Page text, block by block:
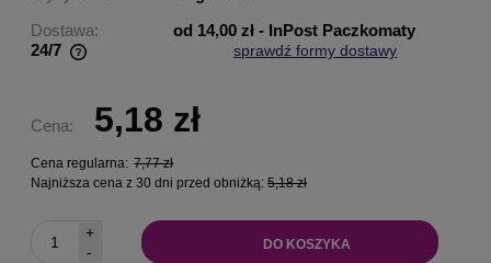
Dostawa:
od 14,00 zł - InPost Paczkomaty
24/7
sprawdź formy dostawy
Cena: 5,18 zł
Cena regularna: 7,77 zł
Najniższa cena z 30 dni przed obniżką: 5,18 zł
-
+
DO KOSZYKA